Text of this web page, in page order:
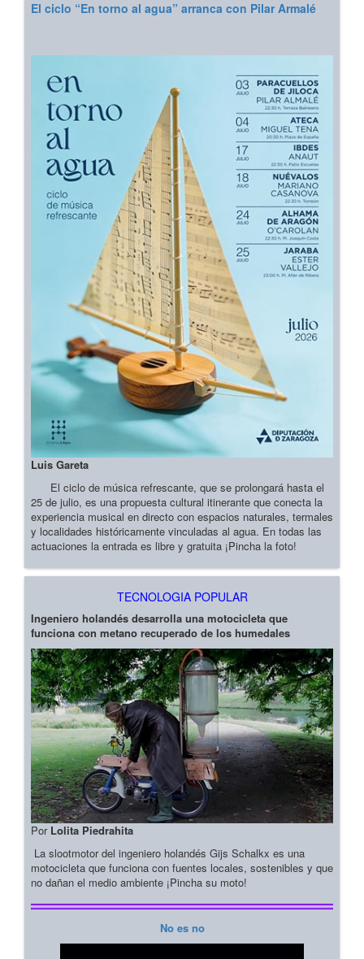
El ciclo “En torno al agua” arranca con Pilar Armalé
Luis Gareta
El ciclo de música refrescante, que se prolongará hasta el
25 de julio, es una propuesta cultural itinerante que conecta la
experiencia musical en directo con espacios naturales, termales
y localidades históricamente vinculadas al agua. En todas las
actuaciones la entrada es libre y gratuita ¡Pincha la foto!
TECNOLOGIA POPULAR
Ingeniero holandés desarrolla una motocicleta que
funciona con metano recuperado de los humedales
Por Lolita Piedrahita
La slootmotor del ingeniero holandés Gijs Schalkx es una
motocicleta que funciona con fuentes locales, sostenibles y que
no dañan el medio ambiente ¡Pincha su moto!
No es no